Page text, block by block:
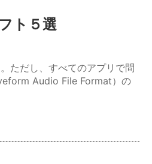
ト５選
ただし、すべてのアプリで問
Audio File Format）の